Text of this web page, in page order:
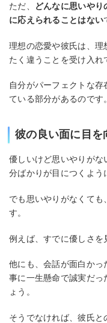
ただ、
どんなに思いや
に応えられることはない
理想の恋愛や彼氏は、理
たく違うことを受け入れ
自分がパーフェクトな
ている部分があるのです。
彼の良い面に目を
優しいけど思いやりがな
分ばかりが目につくよう
でも思いやりがなくても
す。
例えば、すでに優しさを
他にも、会話が面白か
事に一生懸命で誠実だっ
ょう。
そうでなければ、彼氏